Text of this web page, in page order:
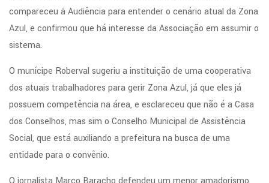
compareceu à Audiência para entender o cenário atual da Zona
Azul, e confirmou que há interesse da Associação em assumir o
sistema.
O munícipe Roberval sugeriu a instituição de uma cooperativa
dos atuais trabalhadores para gerir Zona Azul, já que eles já
possuem competência na área, e esclareceu que não é a Casa
dos Conselhos, mas sim o Conselho Municipal de Assistência
Social, que está auxiliando a prefeitura na busca de uma
entidade para o convênio.